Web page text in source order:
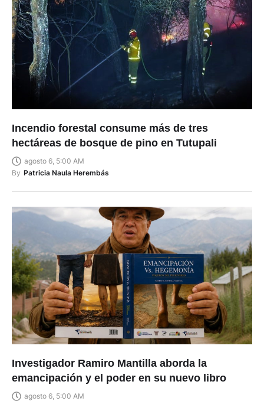
Incendio forestal consume más de tres
hectáreas de bosque de pino en Tutupali
agosto 6, 5:00 AM
By Patricia Naula Herembás
Investigador Ramiro Mantilla aborda la
emancipación y el poder en su nuevo libro
agosto 6, 5:00 AM